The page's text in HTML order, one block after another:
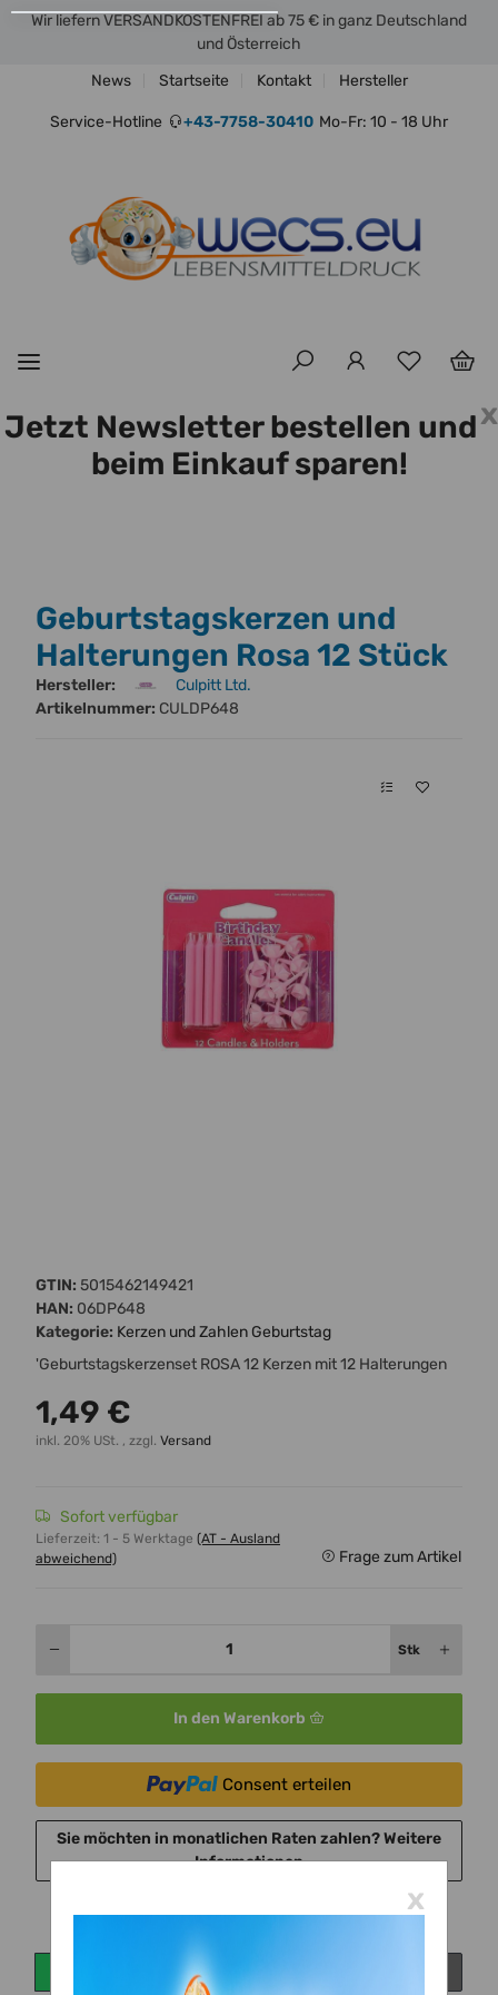
Wir liefern VERSANDKOSTENFREI ab 75 € in ganz Deutschland
und Österreich
News
Startseite Kontakt Hersteller
Service-Hotline +43-7758-30410 Mo-Fr: 10 - 18 Uhr
x
Jetzt Newsletter bestellen und
beim Einkauf sparen!
Geburtstagskerzen und
Halterungen Rosa 12 Stück
Hersteller:
Culpitt Ltd.
Artikelnummer: CULDP648
GTIN: 5015462149421
HAN: 06DP648
Kategorie: Kerzen und Zahlen Geburtstag
'Geburtstagskerzenset ROSA 12 Kerzen mit 12 Halterungen
1,49 €
inkl. 20% USt. , zzgl. Versand
Sofort verfügbar
Lieferzeit: 1 - 5 Werktage (AT - Ausland
abweichend)
Frage zum Artikel
Stk
In den Warenkorb
Consent erteilen
Sie möchten in monatlichen Raten zahlen?Weitere
Informationen
x